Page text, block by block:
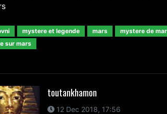
mystere et legende mars mystere de
sur mars
toutankhamon
12 Dec 2018, 17:56